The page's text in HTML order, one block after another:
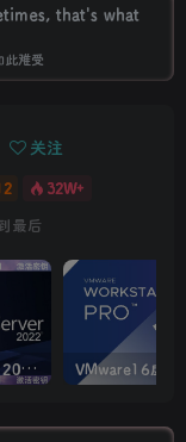
that's what
此难受
关注
32W+
最后
Windows Server 2022激活密钥 2024 5月更新